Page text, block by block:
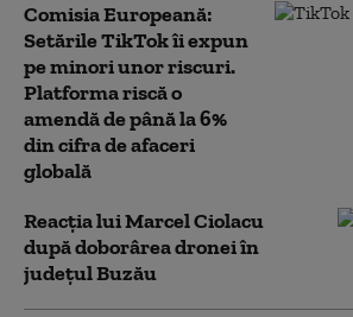
Comisia Europeană:
Setările TikTok îi expun
pe minori unor riscuri.
Platforma riscă o
amendă de până la 6%
din cifra de afaceri
globală
Reacția lui Marcel Ciolacu
după doborârea dronei în
județul Buzău